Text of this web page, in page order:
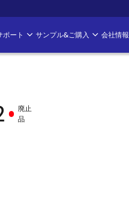
ポート サンプル&ご購入 会社情報
廃止
品